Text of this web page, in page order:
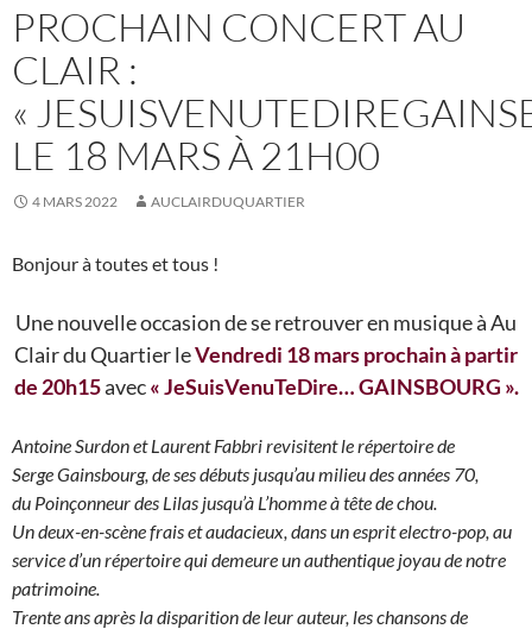
PROCHAIN CONCERT AU
CLAIR :
«
LE 18 MARS À 21H00
4 MARS 2022 AUCLAIRDUQUARTIER
Bonjour à toutes et tous !
Une nouvelle occasion de se retrouver en musique à Au
Clair du Quartier leVendredi 18 mars prochain à partir
de 20h15avec« JeSuisVenuTeDire… GAINSBOURG ».
Antoine Surdon et Laurent Fabbri revisitent le répertoire de
Serge Gainsbourg, de ses débuts jusqu’au milieu des années 70,
du Poinçonneur des Lilas jusqu’à L’homme à tête de chou.
Un deux-en-scène frais et audacieux, dans un esprit electro-pop, au
service d’un répertoire qui demeure un authentique joyau de notre
patrimoine.
Trente ans après la disparition de leur auteur, les chansons de